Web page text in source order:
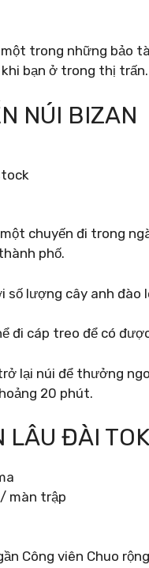
trong những bảo
bạn ở trong thị trấn.
NÚI BIZAN
chuyến đi trong
phố.
số lượng cây anh
đi cáp treo để có
lại núi để thưởng
20 phút.
LÂU ĐÀI
/ màn trập
Công viên Chuo